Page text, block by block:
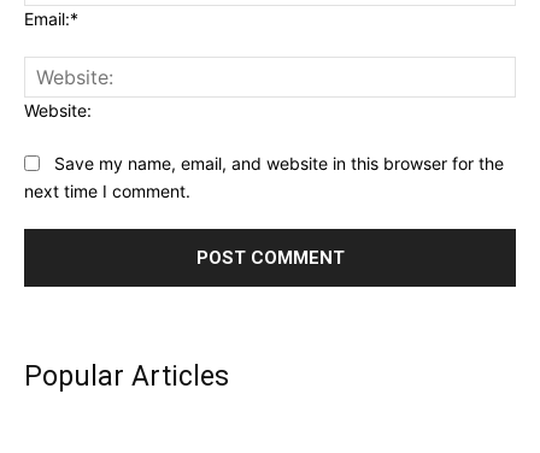
Email:*
Website:
Save my name, email, and website in this browser for the
next time I comment.
Popular Articles